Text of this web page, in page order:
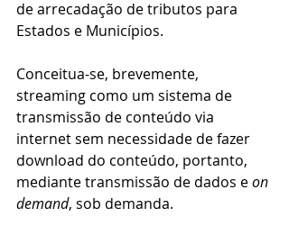
de arrecadação de tributos para
Estados e Municípios.
Conceitua-se, brevemente,
streaming como um sistema de
transmissão de conteúdo via
internet sem necessidade de fazer
download do conteúdo, portanto,
mediante transmissão de dados e on
demand, sob demanda.